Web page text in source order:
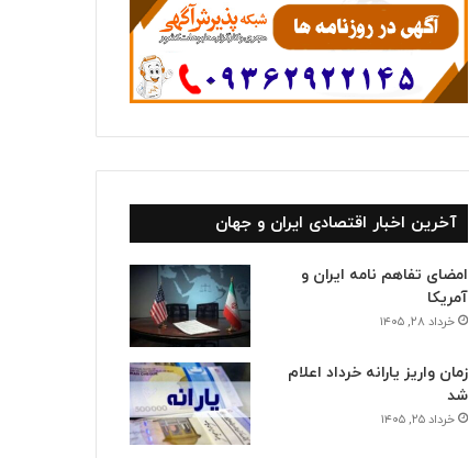
آخرین اخبار اقتصادی ایران و جهان
امضای تفاهم نامه ایران و
آمریکا
خرداد ۲۸, ۱۴۰۵
زمان واریز یارانه خرداد اعلام
شد
خرداد ۲۵, ۱۴۰۵